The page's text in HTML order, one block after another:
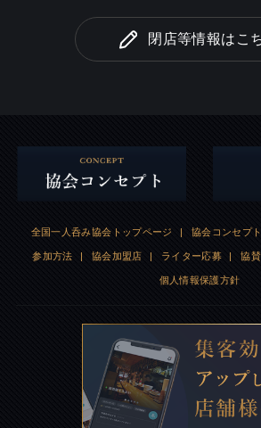
閉店等情報はこ
全国一人呑み協会トップページ | 協会コンセプト
参加方法 | 協会加盟店 | ライター応募 | 協
個人情報保護方針